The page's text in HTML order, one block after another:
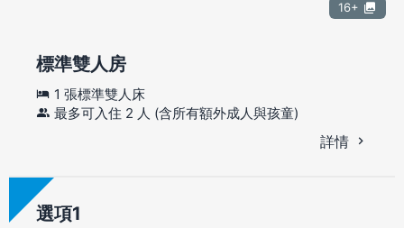
16+
標準雙人房
1 張標準雙人床
最多可入住 2 人 (含所有額外成人與孩童)
詳情
選項